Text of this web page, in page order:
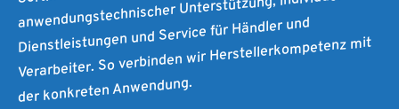
Dienstleistungen und Service für Händler und
Verarbeiter. So verbinden wir Herstellerkompetenz mit
der konkreten Anwendung.